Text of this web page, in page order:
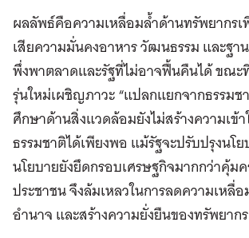
ผลลัพธ์คือความเหลื่อมล้ำด้านทรัพยากร
เสียความมั่นคงอาหาร วัฒนธรรม และฐา
พึ่งพาตลาดและรัฐที่ไม่อาจฟื้นคืนได้ ขณะ
รุ่นใหม่เผชิญภาวะ “แปลกแยกจากธรรมช
ศึกษาด้านสิ่งแวดล้อมยังไม่สร้างความเข้
ธรรมชาติได้เพียงพอ แม้รัฐจะปรับปรุงนโ
นโยบายยังยึดกรอบเศรษฐกิจมากกว่าคุ้ม
ประชาชน จึงล้มเหลวในการลดความเหลื่อ
อำนาจ และสร้างความยั่งยืนของทรัพยากร